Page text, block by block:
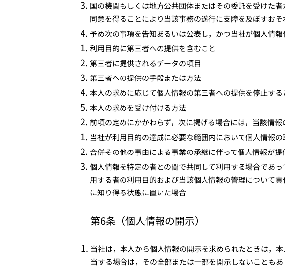
国の機関もしくは地方公共団体またはその委託を受けた
同意を得ることにより当該事務の遂行に支障を及ぼすおそ
予め次の事項を告知あるいは公表し，かつ当社が個人情
利用目的に第三者への提供を含むこと
第三者に提供されるデータの項目
第三者への提供の手段または方法
本人の求めに応じて個人情報の第三者への提供を停止する
本人の求めを受け付ける方法
前項の定めにかかわらず，次に掲げる場合には，当該情報
当社が利用目的の達成に必要な範囲内において個人情報
合併その他の事由による事業の承継に伴って個人情報が提
個人情報を特定の者との間で共同して利用する場合であ
用する者の利用目的および当該個人情報の管理について
に知り得る状態に置いた場合
第6条（個人情報の開示）
当社は，本人から個人情報の開示を求められたときは，
当する場合は，その全部または一部を開示しないことも